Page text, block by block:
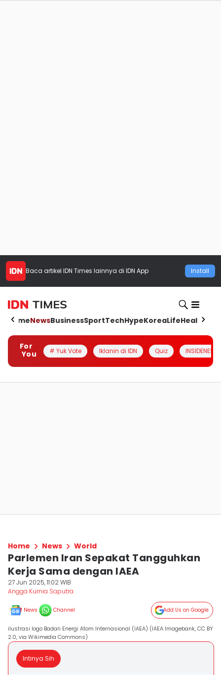
Baca artikel IDN Times lainnya di IDN App Install
HomeNewsBusinessSportTechHypeKoreaLifeHealth
For
You
# Yuk Vote Iklanin di IDN Quiz INSIDENESIA
Home News World
Parlemen Iran Sepakat Tangguhkan
Kerja Sama dengan IAEA
27 Jun 2025, 11:02 WIB
Angga Kurnia Saputra
News Channel Add Us on Google
ilustrasi logo Badan Energi Atom Internasional (IAEA) (IAEA Imagebank, CC BY
2.0, via Wikimedia Commons)
Intinya Sih